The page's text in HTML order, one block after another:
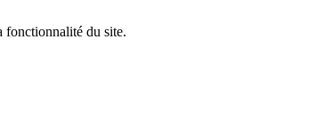
fonctionnalité du site.